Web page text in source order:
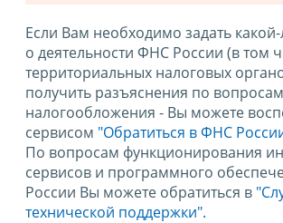
Если Вам необходимо задать
о деятельности ФНС России (в том
территориальных налоговых
получить разъяснения по вопросам
налогообложения - Вы можете
сервисом "Обратиться в ФНС
По вопросам функционирования
сервисов и программного
России Вы можете обратиться в
технической поддержки".